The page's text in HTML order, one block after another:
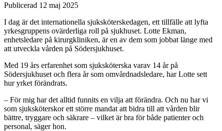
Publicerad 12 maj 2025
I dag är det internationella sjuksköterskedagen, ett tillfälle att lyfta
yrkesgruppens ovärderliga roll på sjukhuset. Lotte Ekman,
enhetsledare på kirurgkliniken, är en av dem som jobbat länge med
att utveckla vården på Södersjukhuset.
Med 19 års erfarenhet som sjuksköterska varav 14 år på
Södersjukhuset och flera år som omvårdnadsledare, har Lotte sett
hur yrket förändrats.
– För mig har det alltid funnits en vilja att förändra. Och nu har vi
som sjuksköterskor ett större mandat att bidra till att vården blir
bättre, tryggare och säkrare – vilket är bra för både patienter och
personal, säger hon.